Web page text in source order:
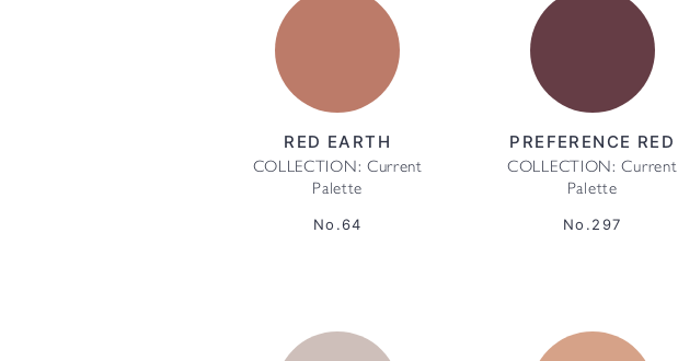
RED EARTH
COLLECTION: Current
Palette
No.64
PREFERENCE RED
COLLECTION: Current
Palette
No.297